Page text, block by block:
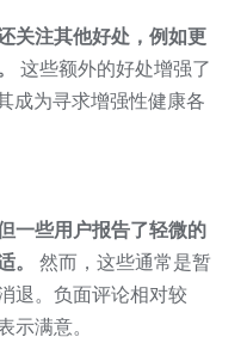
关注其他好处，例如更
这些额外的好处增强了
成为寻求增强性健康各
一些用户报告了轻微的
然而，这些通常是暂
退。负面评论相对较
满意。